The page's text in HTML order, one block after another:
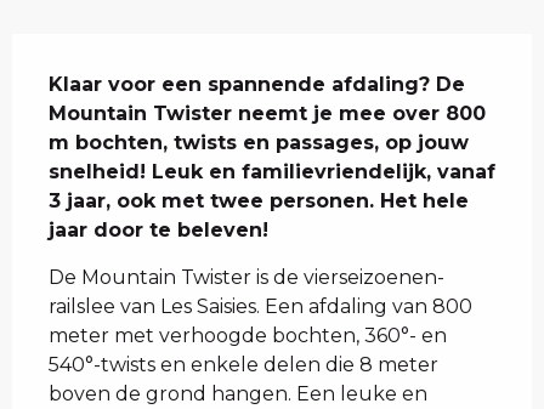
Klaar voor een spannende afdaling? De
Mountain Twister neemt je mee over 800
m bochten, twists en passages, op jouw
snelheid! Leuk en familievriendelijk, vanaf
3 jaar, ook met twee personen. Het hele
jaar door te beleven!
De Mountain Twister is de vierseizoenen-
railslee van Les Saisies. Een afdaling van 800
meter met verhoogde bochten, 360°- en
540°-twists en enkele delen die 8 meter
boven de grond hangen. Een leuke en